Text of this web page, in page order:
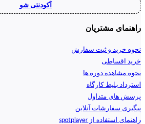
آکودنتی شو
راهنمای مشتریان
نحوه خرید و ثبت سفارش
خرید اقساطی
نحوه مشاهده دوره ها
استرداد بلیط کارگاه
پرسش های متداول
پیگیری سفارشات آنلاین
راهنمای استفاده از spotplayer